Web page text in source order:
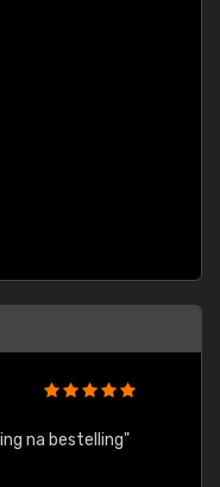
na bestelling"